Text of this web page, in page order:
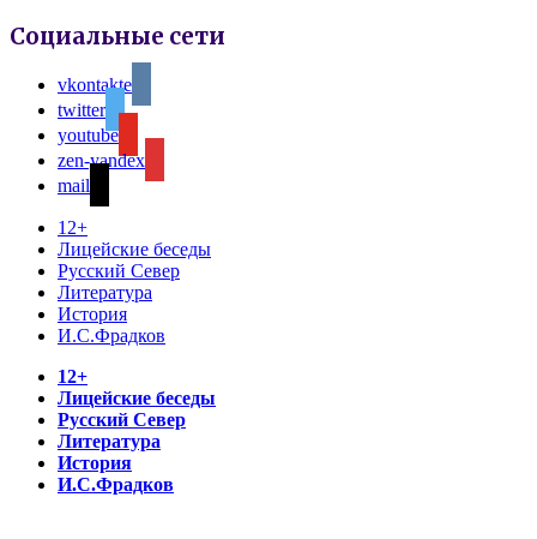
Социальные сети
vkontakte
twitter
youtube
zen-yandex
mail
12+
Лицейские беседы
Русский Север
Литература
История
И.С.Фрадков
12+
Лицейские беседы
Русский Север
Литература
История
И.С.Фрадков